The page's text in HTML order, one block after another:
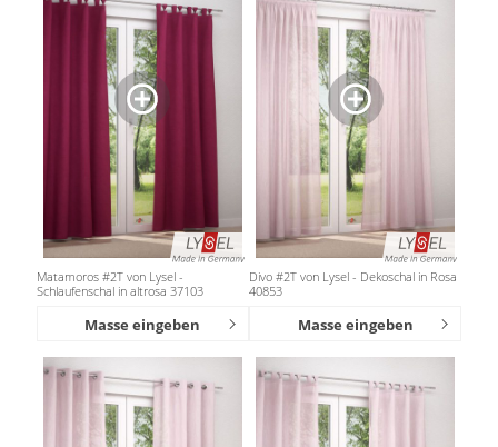
Matamoros #2T von Lysel -
Schlaufenschal in altrosa 37103
Masse eingeben
Divo #2T von Lysel - Dekoschal in Rosa
40853
Masse eingeben